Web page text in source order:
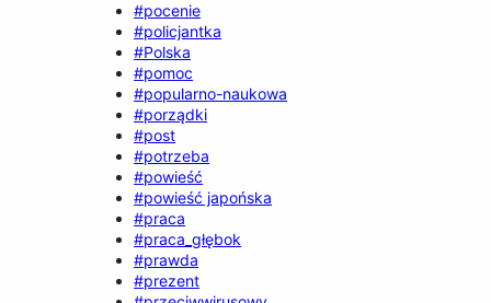
#pocenie
#policjantka
#Polska
#pomoc
#popularno-naukowa
#porządki
#post
#potrzeba
#powieść
#powieść japońska
#praca
#praca_głębok
#prawda
#prezent